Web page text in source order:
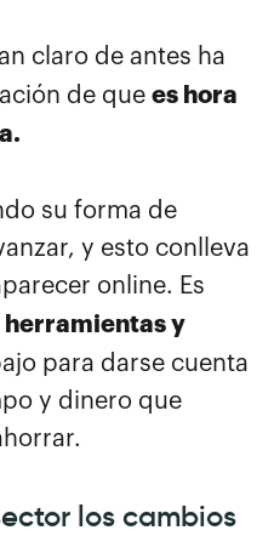
claro de antes ha
de que es hora
su forma de
y esto conlleva
online. Es
y
para darse cuenta
y dinero que
los cambios